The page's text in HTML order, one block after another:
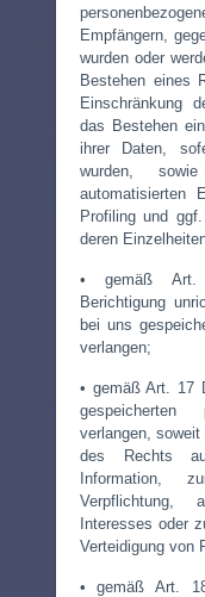
Empfängern,
wurden oder
Bestehen eines
Einschränkung
das Bestehen
ihrer Daten,
wurden,
automatisierten
Profiling und
deren
• gemäß Art.
Berichtigung
bei uns
verlangen;
• gemäß Art. 17
gespeicherten
verlangen,
des Rechts
Information,
Verpflichtung,
Interesses oder
Verteidigung von
• gemäß Art.